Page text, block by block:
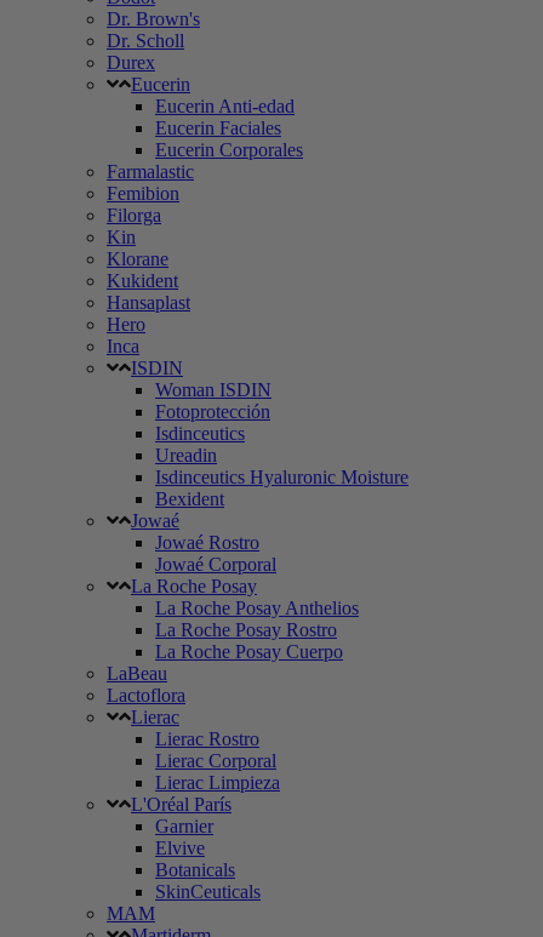
Dr. Brown's
Dr. Scholl
Durex
Eucerin
Eucerin Anti-edad
Eucerin Faciales
Eucerin Corporales
Farmalastic
Femibion
Filorga
Kin
Klorane
Kukident
Hansaplast
Hero
Inca
ISDIN
Woman ISDIN
Fotoprotección
Isdinceutics
Ureadin
Isdinceutics Hyaluronic Moisture
Bexident
Jowaé
Jowaé Rostro
Jowaé Corporal
La Roche Posay
La Roche Posay Anthelios
La Roche Posay Rostro
La Roche Posay Cuerpo
LaBeau
Lactoflora
Lierac
Lierac Rostro
Lierac Corporal
Lierac Limpieza
L'Oréal París
Garnier
Elvive
Botanicals
SkinCeuticals
MAM